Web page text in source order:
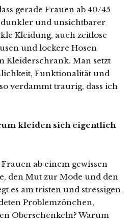
gerade Frauen ab 40/45
und unsichtbarer
Kleidung, auch zeitlose
und lockere Hosen
Kleiderschrank. Man setzt
Funktionalität und
verdammt traurig, dass ich
kleiden sich eigentlich
ab einem gewissen
den Mut zur Mode und den
es am tristen und stressigen
Problemzönchen,
Oberschenkeln? Warum